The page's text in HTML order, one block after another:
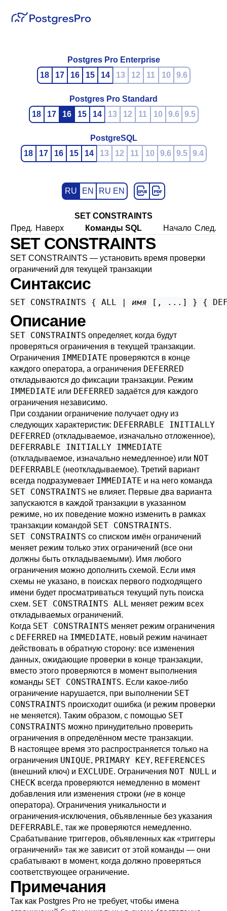
Postgres Pro Enterprise
18
17 16 15 14 13 12 11 10 9.6
Postgres Pro Standard
18
17 16 15 14 13 12 11 10 9.6 9.5
PostgreSQL
18
17 16 15 14 13 12 11 10 9.6 9.5 9.4
RU EN RU EN
SET CONSTRAINTS
Пред. Наверх Команды SQL Начало След.
SET CONSTRAINTS
SET CONSTRAINTS — установить время проверки
ограничений для текущей транзакции
Синтаксис
SET CONSTRAINTS { ALL | имя [, ...] } {
Описание
SET CONSTRAINTS определяет, когда будут
проверяться ограничения в текущей транзакции.
Ограничения IMMEDIATE проверяются в конце
каждого оператора, а ограничения DEFERRED
откладываются до фиксации транзакции. Режим
IMMEDIATE или DEFERRED задаётся для каждого
ограничения независимо.
При создании ограничение получает одну из
следующих характеристик: DEFERRABLE INITIALLY
DEFERRED (откладываемое, изначально отложенное),
DEFERRABLE INITIALLY IMMEDIATE
(откладываемое, изначально немедленное) или NOT
DEFERRABLE (неоткладываемое). Третий вариант
всегда подразумевает IMMEDIATE и на него команда
SET CONSTRAINTS не влияет. Первые два варианта
запускаются в каждой транзакции в указанном
режиме, но их поведение можно изменить в рамках
транзакции командой SET CONSTRAINTS.
SET CONSTRAINTS со списком имён ограничений
меняет режим только этих ограничений (все они
должны быть откладываемыми). Имя любого
ограничения можно дополнить схемой. Если имя
схемы не указано, в поисках первого подходящего
имени будет просматриваться текущий путь поиска
схем. SET CONSTRAINTS ALL меняет режим всех
откладываемых ограничений.
Когда SET CONSTRAINTS меняет режим ограничения
с DEFERRED на IMMEDIATE, новый режим начинает
действовать в обратную сторону: все изменения
данных, ожидающие проверки в конце транзакции,
вместо этого проверяются в момент выполнения
команды SET CONSTRAINTS. Если какое-либо
ограничение нарушается, при выполнении SET
CONSTRAINTS происходит ошибка (и режим проверки
не меняется). Таким образом, с помощью SET
CONSTRAINTS можно принудительно проверить
ограничения в определённом месте транзакции.
В настоящее время это распространяется только на
ограничения UNIQUE, PRIMARY KEY, REFERENCES
(внешний ключ) и EXCLUDE. Ограничения NOT NULL и
CHECK всегда проверяются немедленно в момент
добавления или изменения строки (не в конце
оператора). Ограничения уникальности и
ограничения-исключения, объявленные без указания
DEFERRABLE, так же проверяются немедленно.
Срабатывание триггеров, объявленных как «триггеры
ограничений» так же зависит от этой команды — они
срабатывают в момент, когда должно проверяться
соответствующее ограничение.
Примечания
Так как Postgres Pro не требует, чтобы имена